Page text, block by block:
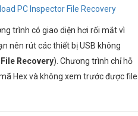
PC Inspector File Recovery
trình có giao diện hơi rối mắt vì
nên rút các thiết bị USB không
Recovery). Chương trình chỉ hỗ
Hex và không xem trước được file